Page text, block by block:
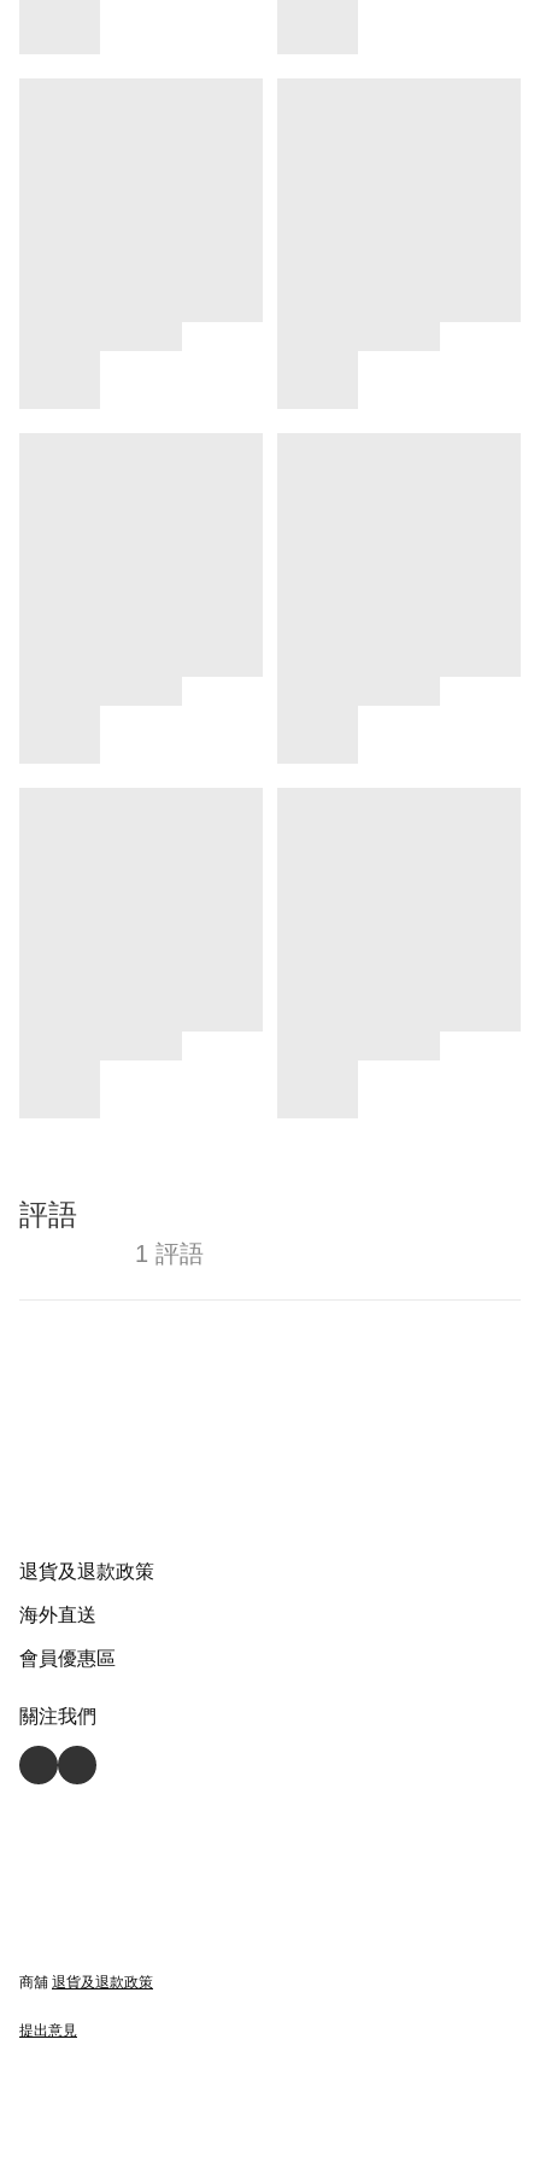
評語
1 評語
退貨及退款政策
海外直送
會員優惠區
關注我們
商舖 退貨及退款政策
提出意見